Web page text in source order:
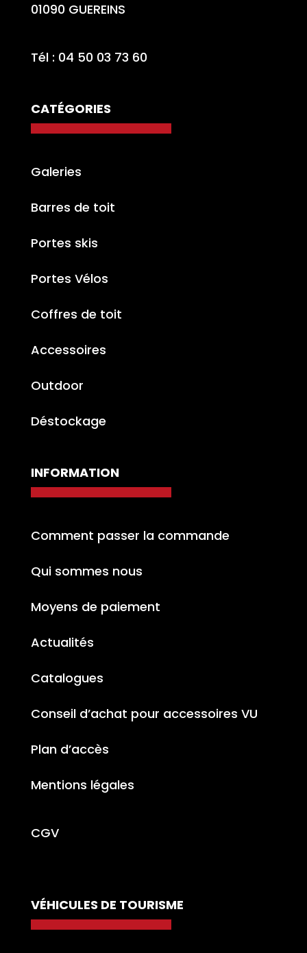
01090 GUEREINS
Tél : 04 50 03 73 60
CATÉGORIES
Galeries
Barres de toit
Portes skis
Portes Vélos
Coffres de toit
Accessoires
Outdoor
Déstockage
INFORMATION
Comment passer la commande
Qui sommes nous
Moyens de paiement
Actualités
Catalogues
Conseil d’achat pour accessoires VU
Plan d’accès
Mentions légales
CGV
VÉHICULES DE TOURISME